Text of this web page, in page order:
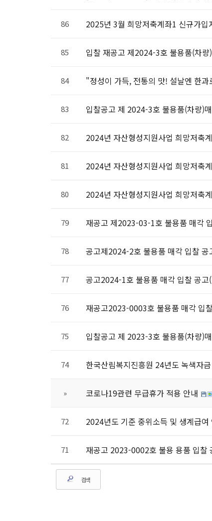
86 2025년 3월 희망저축계좌1 신규가입
85 입찰 재공고 제2024-3호 불용품(차량
84 "정성이 가득, 전통의 맛! 설날엔 한
83 입찰공고 제 2024-3호 불용품(차량)
82 2024년 자산형성지원사업 희망저축
81 2024년 자산형성지원사업 희망저축
80 2024년 자산형성지원사업 희망저축
79 재공고 제2023-03-1호 불용품 매각
78 공고제2024-2호 불용품 매각 입찰 공
77 공고2024-1호 불용품 매각 입찰 공고
76 재공고2023-0003호 불용품 매각 입
75 입찰공고 제 2023-3호 불용품(차량)
74 한국산림복지진흥원 24년도 녹색자
» 코로나19관련 무급휴가 적용 안내
72 2024년도 기준 중위소득 및 생계급여
71 재공고 2023-0002호 불용 용품 입찰
검색